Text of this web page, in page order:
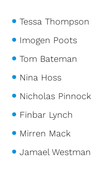
Tessa Thompson
Imogen Poots
Tom Bateman
Nina Hoss
Nicholas Pinnock
Finbar Lynch
Mirren Mack
Jamael Westman